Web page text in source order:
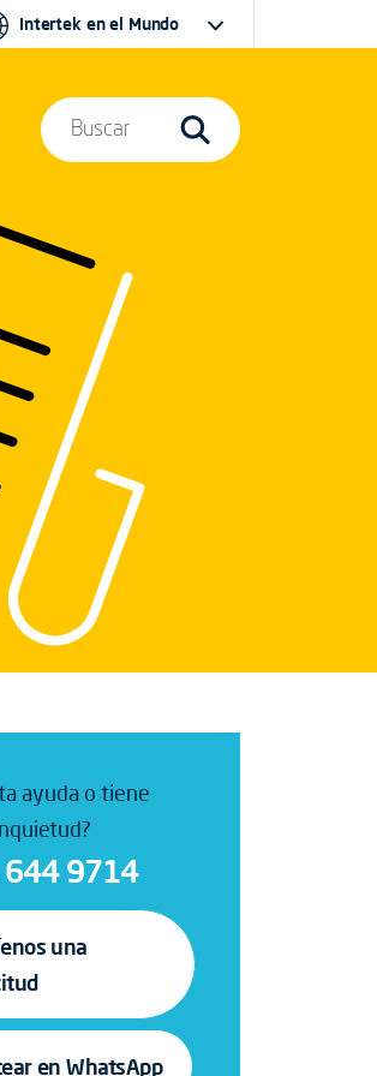
Intertek en el Mundo
Buscar
ayuda o tiene
9714
una
en WhatsApp